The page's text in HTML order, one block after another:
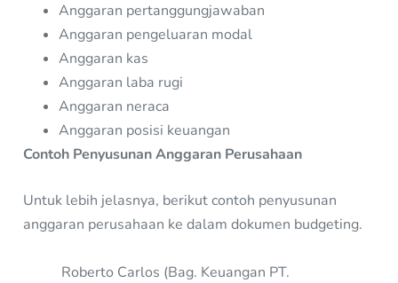
Anggaran pertanggungjawaban
Anggaran pengeluaran modal
Anggaran kas
Anggaran laba rugi
Anggaran neraca
Anggaran posisi keuangan
Contoh Penyusunan Anggaran Perusahaan
Untuk lebih jelasnya, berikut contoh penyusunan
anggaran perusahaan ke dalam dokumen budgeting.
Roberto Carlos (Bag. Keuangan PT.